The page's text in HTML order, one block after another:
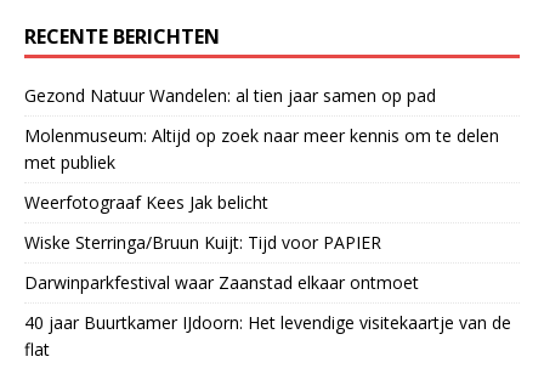
RECENTE BERICHTEN
Gezond Natuur Wandelen: al tien jaar samen op pad
Molenmuseum: Altijd op zoek naar meer kennis om te delen
met publiek
Weerfotograaf Kees Jak belicht
Wiske Sterringa/Bruun Kuijt: Tijd voor PAPIER
Darwinparkfestival waar Zaanstad elkaar ontmoet
40 jaar Buurtkamer IJdoorn: Het levendige visitekaartje van de
flat